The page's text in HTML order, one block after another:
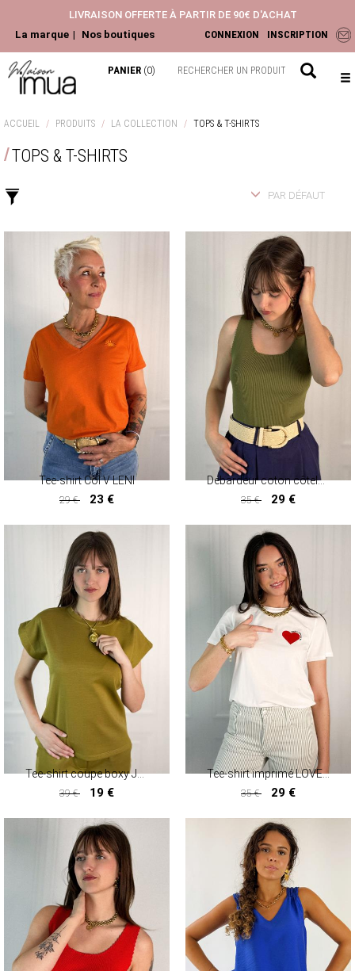
LIVRAISON OFFERTE À PARTIR DE 90€ D'ACHAT
La marque
Nos boutiques CONNEXION INSCRIPTION
PANIER (0)
ACCESSOIRES
HAUTS
LA COLLECTION
CHEMISIERS & BLOUSES
TOPS & T-SHIRTS
GILETS & PULLS
JEANS & PANTALONS
VESTES
MANTEAUX & PARKAS
ROBES
JUPES & SHORTS
ACCESSOIRES
CARTES CADEAUX
FOULARDS ET ÉCHARPES
BRADERIE D'ÉTÉ
ACCESSOIRES
HAUTS
PANTALONS ET JEANS
ROBES ET JUPES
TERRE CUITE
VOIR LA COLLECTION TERRE CUITE
ACCUEIL PRODUITS LA COLLECTION TOPS & T-SHIRTS
TOPS & T-SHIRTS
PAR DÉFAUT
Tee-shirt Col V LENI
29 €
23 €
Débardeur coton côtelé HAITI
35 €
29 €
Tee-shirt coupe boxy JOGA
39 €
19 €
Tee-shirt imprimé LOVEYOU
35 €
29 €